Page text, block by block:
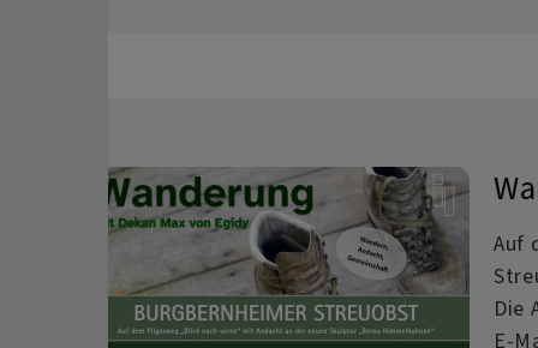
Auf
Die
E-